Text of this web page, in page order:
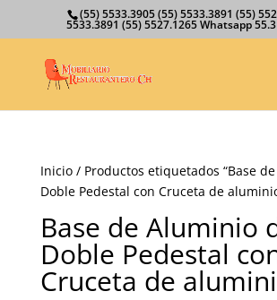
(55) 5533.3905 (55) 5533.3891 (55)
5533.3891 (55) 5527.1265 Whatsapp
Inicio/ Productos etiquetados “Base
Doble Pedestal con Cruceta de
Base de Aluminio
Doble Pedestal
Cruceta de